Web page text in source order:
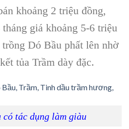
khoảng 2 triệu đồng,
giá khoảng 5-6 triệu
trồng Dó Bầu phất lên nhờ
kết tủa Trầm dày đặc.
có tác dụng làm giàu